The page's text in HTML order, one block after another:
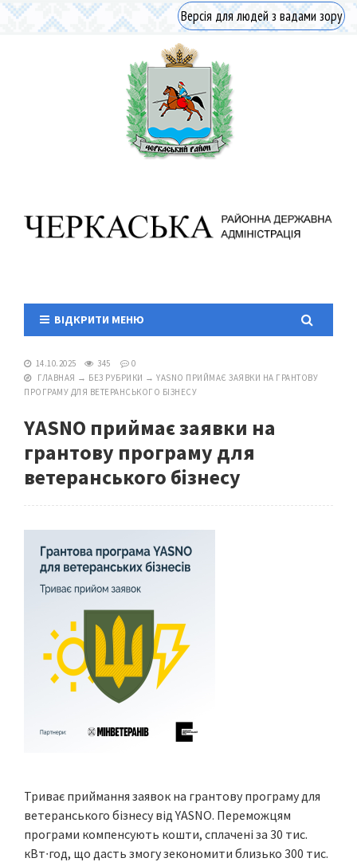
Версія для людей з вадами зору
ВІДКРИТИ МЕНЮ
14.10.2025 345
0
ГЛАВНАЯ → БЕЗ РУБРИКИ → YASNO ПРИЙМАЄ ЗАЯВКИ НА ГРАНТОВУ
ПРОГРАМУ ДЛЯ ВЕТЕРАНСЬКОГО БІЗНЕСУ
YASNO приймає заявки на
грантову програму для
ветеранського бізнесу
Триває приймання заявок на грантову програму для
ветеранського бізнесу від YASNO. Переможцям
програми компенсують кошти, сплачені за 30 тис.
кВт∙год, що дасть змогу зекономити близько 300 тис.